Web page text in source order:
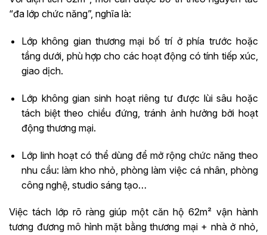
“đa lớp chức năng”, nghĩa là:
Lớp không gian thương mại bố trí ở phía trước hoặc
tầng dưới, phù hợp cho các hoạt động có tính tiếp xúc,
giao dịch.
Lớp không gian sinh hoạt riêng tư được lùi sâu hoặc
tách biệt theo chiều đứng, tránh ảnh hưởng bởi hoạt
động thương mại.
Lớp linh hoạt có thể dùng để mở rộng chức năng theo
nhu cầu: làm kho nhỏ, phòng làm việc cá nhân, phòng
công nghệ, studio sáng tạo…
Việc tách lớp rõ ràng giúp một căn hộ 62m² vận hành
tương đương mô hình mặt bằng thương mại + nhà ở nhỏ,